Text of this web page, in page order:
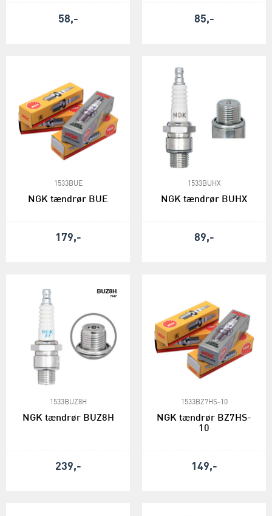
58,- 85,-
1533BUE
NGK tændrør BUE
179,-
1533BUHX
NGK tændrør BUHX
89,-
1533BUZ8H
NGK tændrør BUZ8H
239,-
1533BZ7HS-10
NGK tændrør BZ7HS-
10
149,-